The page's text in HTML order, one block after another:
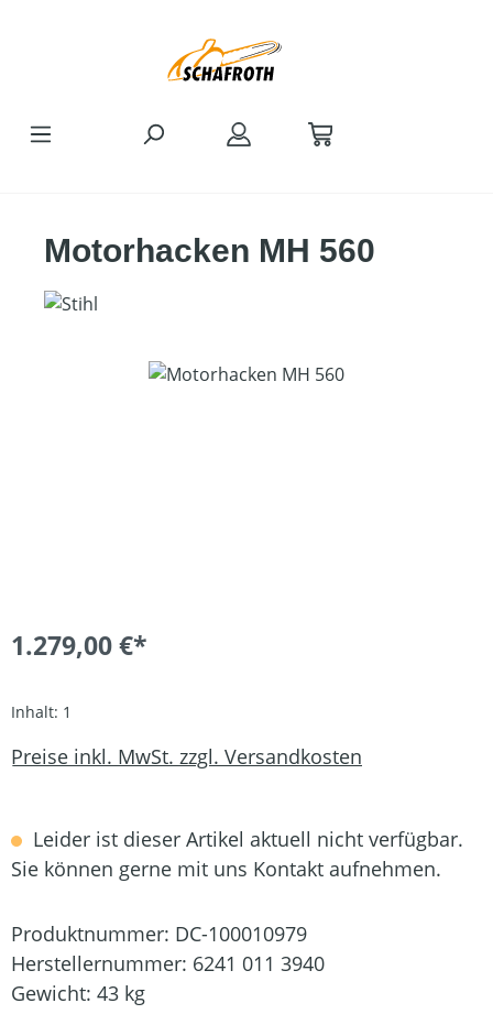
Motorhacken MH 560
Bildergalerie überspringen
1.279,00 €*
Inhalt: 1
Preise inkl. MwSt. zzgl. Versandkosten
Leider ist dieser Artikel aktuell nicht verfügbar.
Sie können gerne mit uns Kontakt aufnehmen.
Produktnummer: DC-100010979
Herstellernummer: 6241 011 3940
Gewicht: 43 kg